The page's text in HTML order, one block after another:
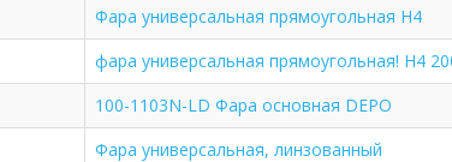
Фара универсальная прямоугольная H4
фара универсальная прямоугольная! Н4
100-1103N-LD Фара основная DEPO
Фара универсальная, линзованный